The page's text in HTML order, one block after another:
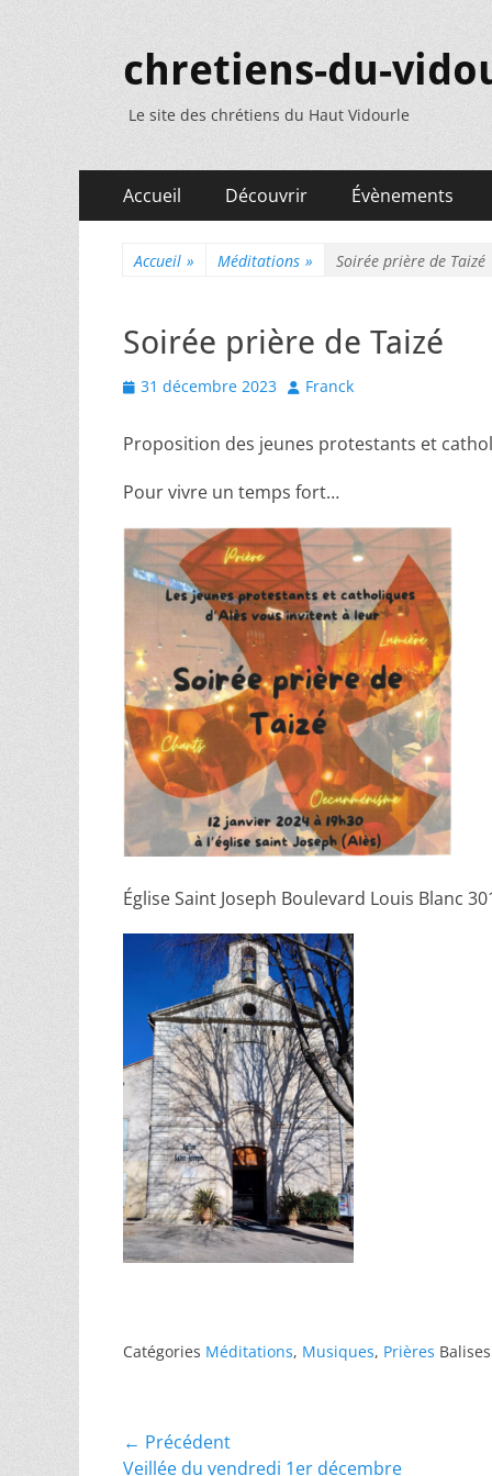
chretiens-du-
Le site des chrétiens du Haut Vidourle
Menu
principal
Accueil Découvrir Évènements
Accueil » Méditations » Soirée prière de Taizé
Soirée prière de Taizé
Posted
31 décembre 2023 Author
Franck
Proposition des jeunes protestants et
Pour vivre un temps fort…
Église Saint Joseph Boulevard Louis Blanc
Catégories Méditations, Musiques, Prières Balises
Navigation
← Précédent
Article
Veillée du vendredi 1er décembre